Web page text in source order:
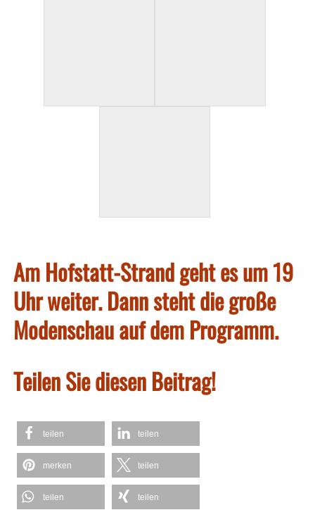
Am Hofstatt-Strand geht es um 19
Uhr weiter. Dann steht die große
Modenschau auf dem Programm.
Teilen Sie diesen Beitrag!
teilen teilen
merken teilen
teilen teilen